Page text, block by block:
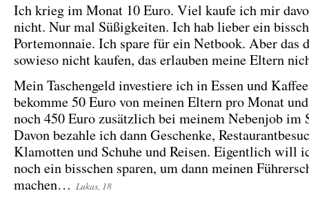
Ich krieg im Monat 10 Euro. Viel kaufe ich mir
nicht. Nur mal Süßigkeiten. Ich hab lieber ein
Portemonnaie. Ich spare für ein Netbook. Aber das
sowieso nicht kaufen, das erlauben meine Eltern
Mein Taschengeld investiere ich in Essen und
bekomme 50 Euro von meinen Eltern pro Monat
noch 450 Euro zusätzlich bei meinem Nebenjob im
Davon bezahle ich dann Geschenke,
Klamotten und Schuhe und Reisen. Eigentlich will
noch ein bisschen sparen, um dann meinen
machen… Lukas, 18